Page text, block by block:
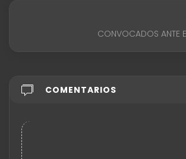
CONVOCADOS ANTE
COMENTARIOS